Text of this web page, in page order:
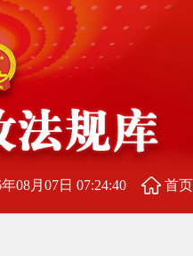
年08月07日 07:24:40 首页